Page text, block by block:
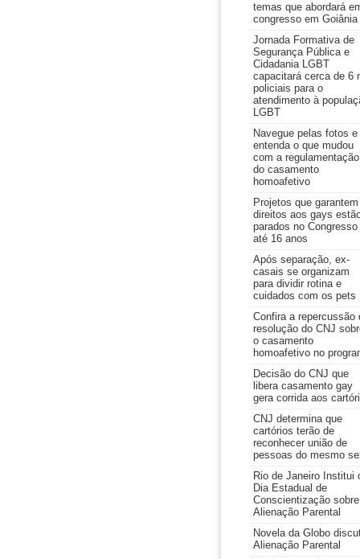
temas que abordará
congresso em Goiânia
Jornada Formativa de
Segurança Pública e
Cidadania LGBT
capacitará cerca de 6
policiais para o
atendimento à
LGBT
Navegue pelas fotos e
entenda o que mudou
com a regulamentação
do casamento
homoafetivo
Projetos que garantem
direitos aos gays
parados no Congresso
até 16 anos
Após separação, ex-
casais se organizam
para dividir rotina e
cuidados com os pets
Confira a repercussão
resolução do CNJ
o casamento
homoafetivo no
Decisão do CNJ que
libera casamento gay
gera corrida aos
CNJ determina que
cartórios terão de
reconhecer união de
pessoas do mesmo
Rio de Janeiro Institui
Dia Estadual de
Conscientização sobre
Alienação Parental
Novela da Globo
Alienação Parental